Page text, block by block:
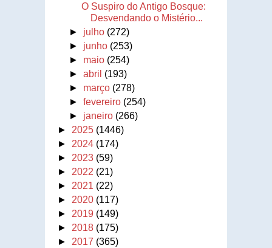
O Suspiro do Antigo Bosque:
Desvendando o Mistério...
► julho (272)
► junho (253)
► maio (254)
►abril (193)
► março (278)
►fevereiro (254)
► janeiro (266)
► 2025 (1446)
► 2024 (174)
► 2023 (59)
► 2022 (21)
► 2021 (22)
► 2020 (117)
► 2019 (149)
► 2018 (175)
► 2017 (365)